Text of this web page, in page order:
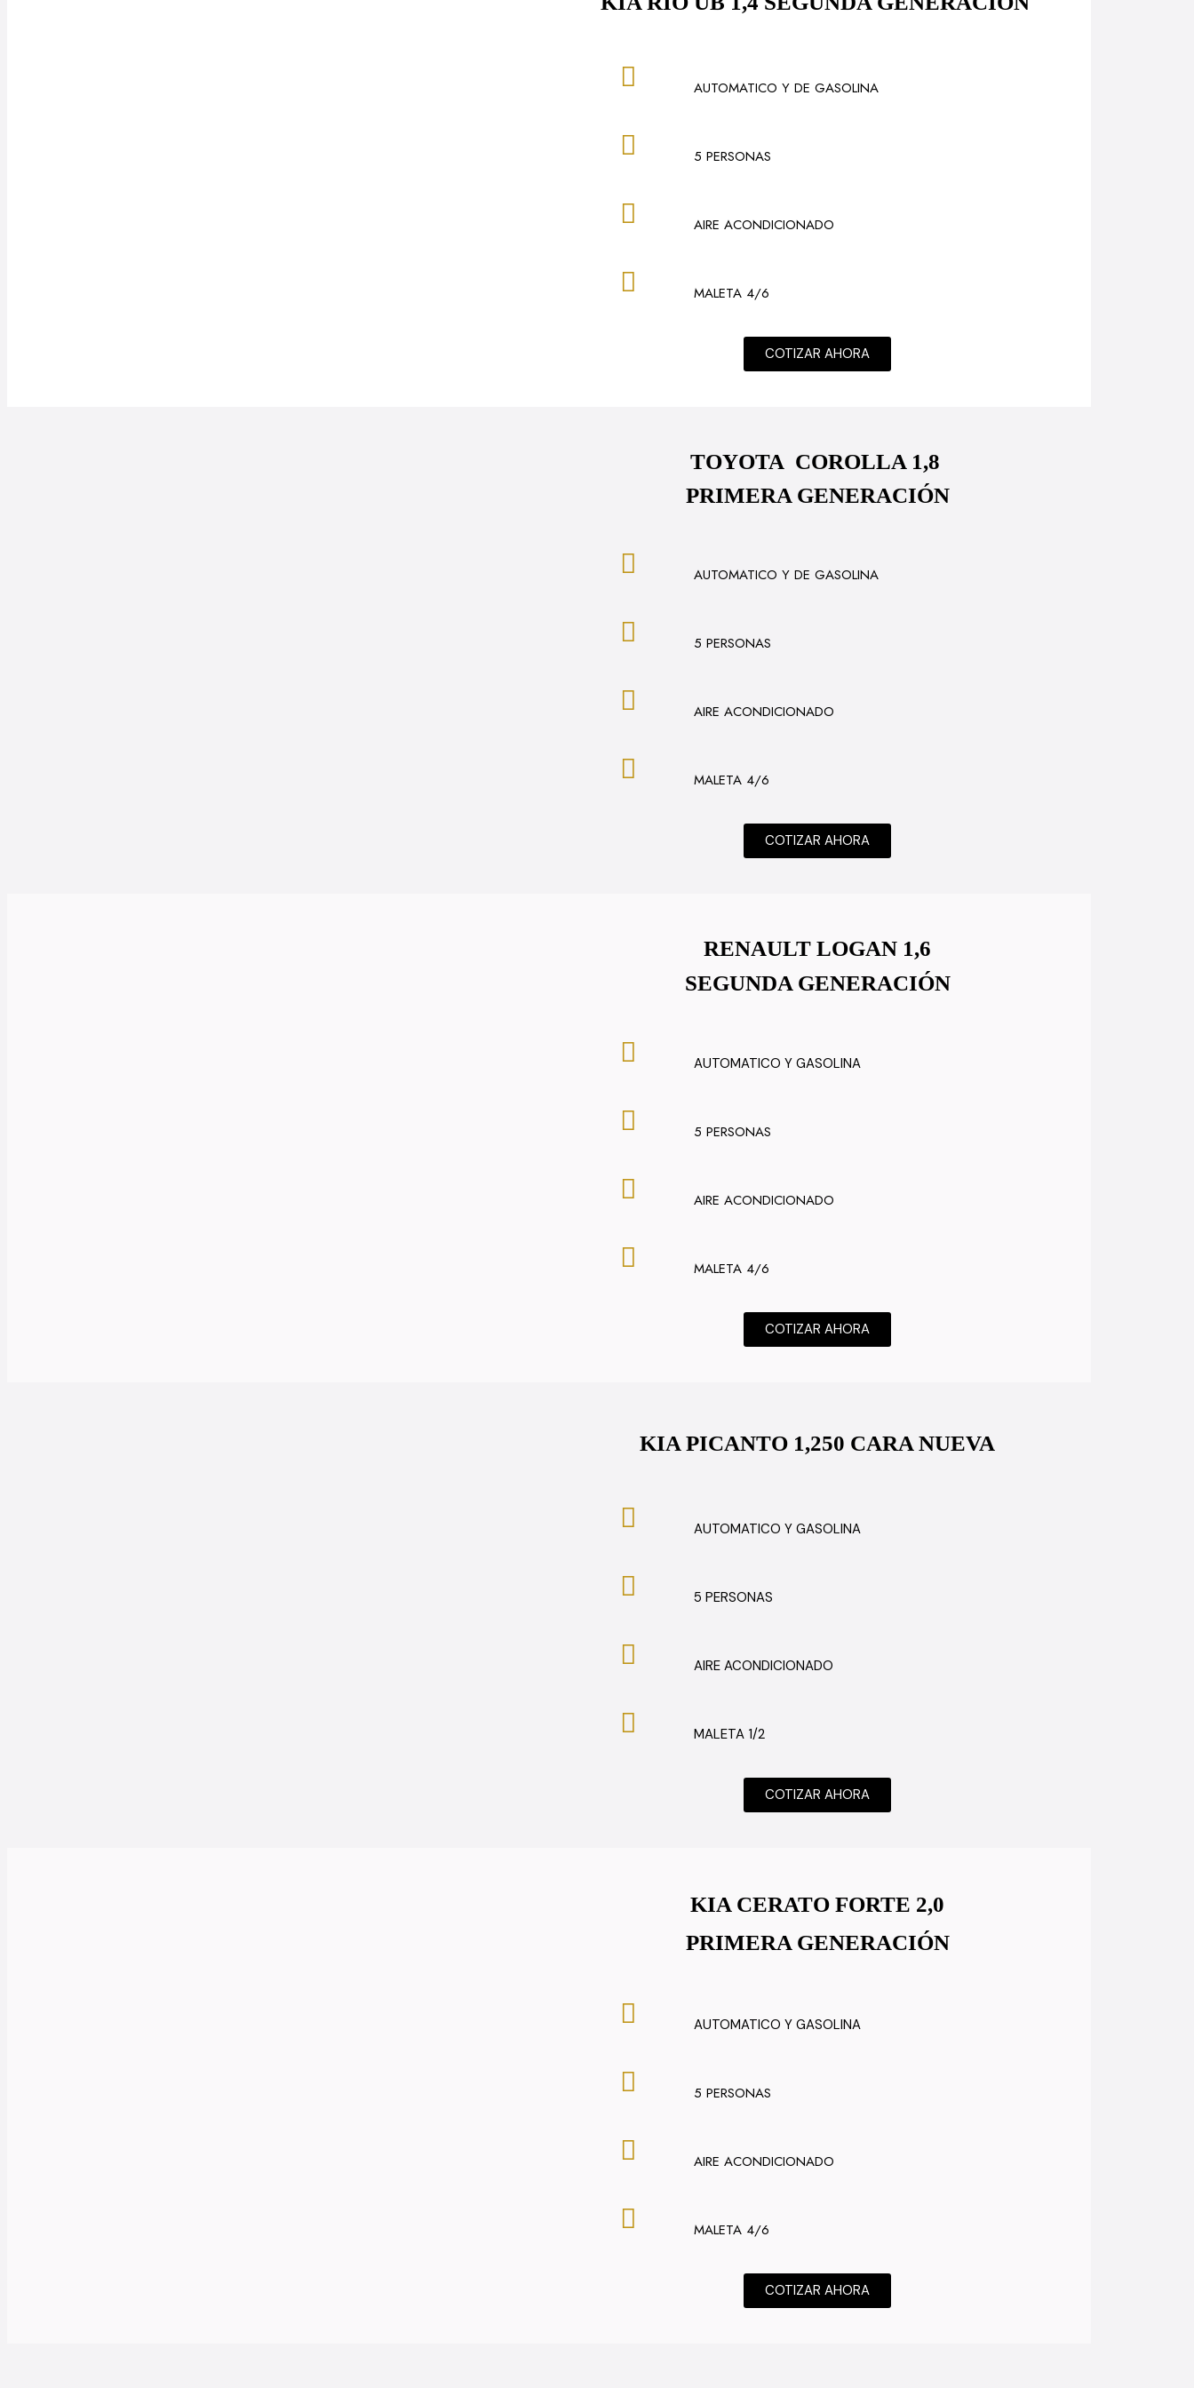
AUTOMATICO Y DE GASOLINA
5 PERSONAS
AIRE ACONDICIONADO
MALETA 4/6
COTIZAR AHORA
TOYOTA COROLLA 1,8
PRIMERA GENERACIÓN
AUTOMATICO Y DE GASOLINA
5 PERSONAS
AIRE ACONDICIONADO
MALETA 4/6
COTIZAR AHORA
RENAULT LOGAN 1,6
SEGUNDA GENERACIÓN
AUTOMATICO Y GASOLINA
5 PERSONAS
AIRE ACONDICIONADO
MALETA 4/6
COTIZAR AHORA
KIA PICANTO 1,250 CARA NUEVA
AUTOMATICO Y GASOLINA
5 PERSONAS
AIRE ACONDICIONADO
MALETA 1/2
COTIZAR AHORA
KIA CERATO FORTE 2,0
PRIMERA GENERACIÓN
AUTOMATICO Y GASOLINA
5 PERSONAS
AIRE ACONDICIONADO
MALETA 4/6
COTIZAR AHORA